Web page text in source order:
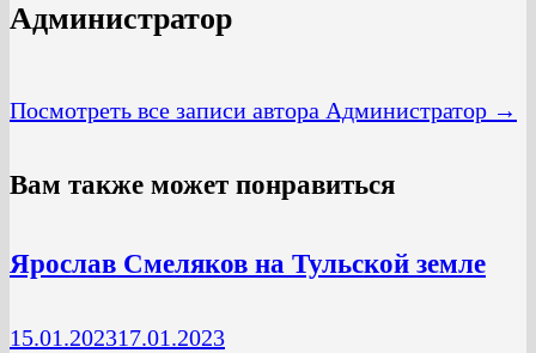
Администратор
Посмотреть все записи автора Администратор →
Вам также может понравиться
Ярослав Смеляков на Тульской земле
15.01.202317.01.2023